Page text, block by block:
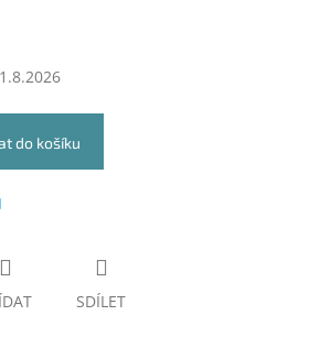
do košíku
SDÍLET